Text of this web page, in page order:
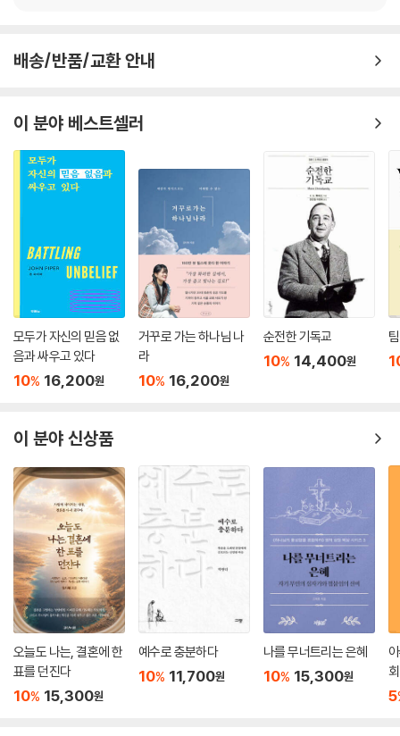
오늘날 서구의 맥 빠진 교회에서든 많은 개발도상국들의 활기찬 교회에서
든, 강대상에서 신실하고 체계적으로 성경을 강해하는 일보다 더 필요한
그러고는 “내 양을 먹이라”고 말씀하셨다. 너무나 많은 회중이 하나님의
말씀이라는 “단단한 음식”이 부족해 굶주리고 있다. 우리 목회 사역의 궁
극적 목표는 “각 사람을 그리스도 안에서 완전한 자로 세우는” 것이며 또
한 “성도를 온전하게 하여 봉사의 일을 하게 하는” 것이다. 우리의 가르치
는 사역을 통해 하나님의 백성을 성숙함과 사역으로 이끄는 것보다 더 고
상한 야망은 생각하기 어려울 것이다.
---「4 교회의 목회자」중에서
이 책을 결론 맺으면서 나는 균형 잡힌 성경적 기독교에 초점을 맞추고자
한다. 요즘은 어느 영역에서나 균형을 찾아보기 힘들다. 특히 그리스도를
따른다고 고백하는 우리 가운데서는 더욱 그렇다. 마귀에 대한 한 가지 사
실은 그가 광적이며 모든 상식과 중용과 균형의 원수라는 점이다. 그가 좋
아하는 소일거리 중 하나는 그리스도인들이 균형을 잃도록 하는 것이다.
그리스도를 부인하도록 우리를 꾈 수 없다면, 그 대신 마귀는 우리가 그리
졌다. 그래서 우리는 진리의 한 측면만 지나치게 강조하고 다른 측면은 충
은 기독교가 하나 되는 데, 특히 복음주의 신자들이 좀더 아름다운 조화를
이루는 데 매우 도움이 될 것이다.
---「시리즈 결론」중에
기쁘며, 앞으로도 수십 년은 더 그러기를 바란다. 스토트가 하나님의 말씀
에 신실한 동시에, 하나님의 일하심이라는 드라마가 상연되는 그분의 세상
곧 세속화된 서구 사회에 적실하고자 분투하는 방식은 우리에게 모범이 된
다. 특히 우리가 처한 다양한 상황 속에서 교회를 섬기도록 안수받은 사람
들에게는 더욱 그렇다. 저자와 동일하게, 하나님의 말씀과 하나님의 세상
에 집중적으로 귀를 기울이며 하나님의 음성을 듣고 하나님께 순종하려는
모든 이에게 『시대를 사는 그리스도인』 시리즈를 적극 추천한다.
- 데이비드 색 니링기예 (The Church: God’s Pilgrim People 저자)
어린아이가 수백 개의 퍼즐 조각 앞에서 기가 질린 모습을 상상해 보라. 도
저히 그 조각들을 맞출 수가 없다! 그런데 어느 친절한 아저씨가 와서 퍼즐
전체를 한 조각 한 조각 맞출 수 있도록 옆에서 도와준다고 생각해 보라. 존
는 사람들에게, 그는 곁에서 동행하면서 명확함과 통찰이라는 그의 어마어
을 이해한다는 것이 무슨 의미인지 밝혀내게 해 준다. 각 장 끝에 팀 체스터
의 질문들이 실린 것은 큰 축복이다. 그 질문들은 우리가 내딛는 한 걸음 한
걸음을 충분히 생각하고 내면화시키도록 도와준다.
- 리코 타이스 (런던 랭엄 플레이스 올 소울스 교회의 복음전도 담당 선임 사역자,『기
독교 탐사』 공동저자)
새로운 세대가 이제 이 풍성한 가르침의 유익을 누릴 수 있으리라는 것이
제나 그렇듯이, 이 책은 성경에 대한 신실한 해설, 세상에 대한 철저한 참
여, 우리 삶을 위한 도전적 적용의 멋진 혼합이다.
배송/반품/교환 안내
이 분야 베스트셀러
모두가 자신의 믿음 없
음과 싸우고 있다
10% 16,200원
거꾸로 가는 하나님 나
라
10% 16,200원
순전한 기독교
10% 14,400원
이 분야 신상품
오늘도 나는, 결혼에 한
표를 던진다
10% 15,300원
예수로 충분하다
10% 11,700원
나를 무너트리는 은혜
10% 15,300원
회
5